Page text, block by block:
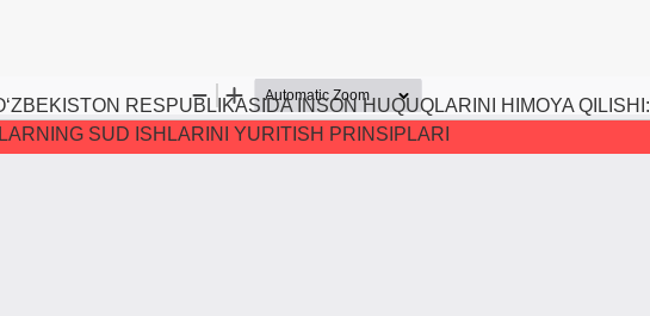
RESPUBLIKASIDA INSON HUQUQLARINI HIMOYA QILISHI:
SUD ISHLARINI YURITISH PRINSIPLARI